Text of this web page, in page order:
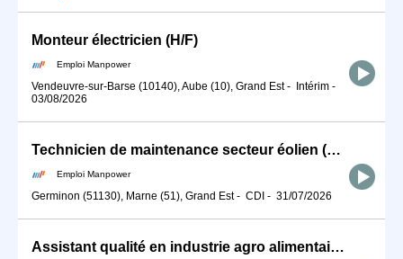
Monteur électricien (H/F)
Emploi Manpower
Vendeuvre-sur-Barse (10140), Aube (10), Grand Est- Intérim -
03/08/2026
Technicien de maintenance secteur éolien (H/F)
Emploi Manpower
Germinon (51130), Marne (51), Grand Est- CDI - 31/07/2026
Assistant qualité en industrie agro alimentaire (H/F)